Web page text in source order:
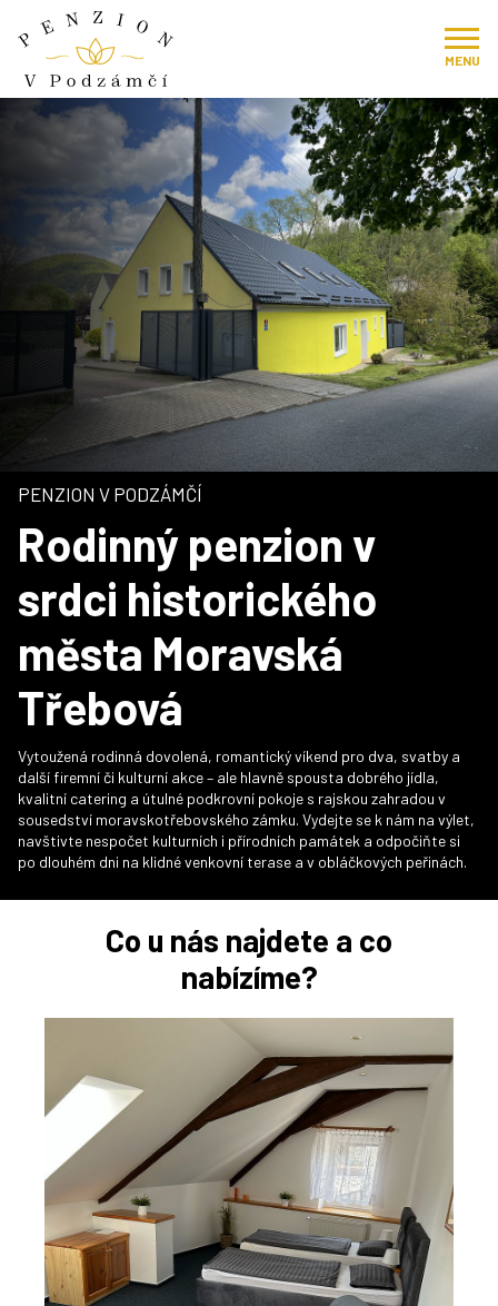
MENU
PENZION V PODZÁMČÍ
Rodinný penzion v
srdci historického
města Moravská
Třebová
Vytoužená rodinná dovolená, romantický víkend pro dva, svatby a
další firemní či kulturní akce – ale hlavně spousta dobrého jídla,
kvalitní catering a útulné podkrovní pokoje s rajskou zahradou v
sousedství moravskotřebovského zámku. Vydejte se k nám na výlet,
navštivte nespočet kulturních i přírodních památek a odpočiňte si
po dlouhém dni na klidné venkovní terase a v obláčkových peřinách.
Co u nás najdete a co
nabízíme?